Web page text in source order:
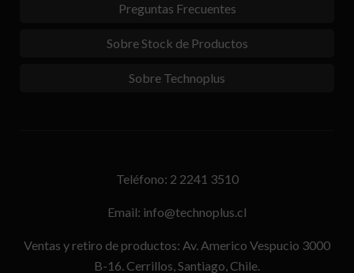
Preguntas Frecuentes
Sobre Stock de Productos
Sobre Technoplus
Teléfono: 2 2241 3510
Email: info@technoplus.cl
Ventas y retiro de productos: Av. Americo Vespucio 3000
B-16. Cerrillos, Santiago, Chile.